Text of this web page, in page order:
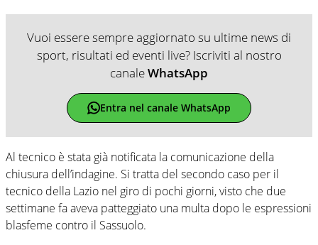
Vuoi essere sempre aggiornato su ultime news di
sport, risultati ed eventi live? Iscriviti al nostro
canaleWhatsApp
Entra nel canale WhatsApp
Al tecnico è stata già notificata la comunicazione della
chiusura dell’indagine. Si tratta del secondo caso per il
tecnico della Lazio nel giro di pochi giorni, visto che due
settimane fa aveva patteggiato una multa dopo le espressioni
blasfeme contro il Sassuolo.